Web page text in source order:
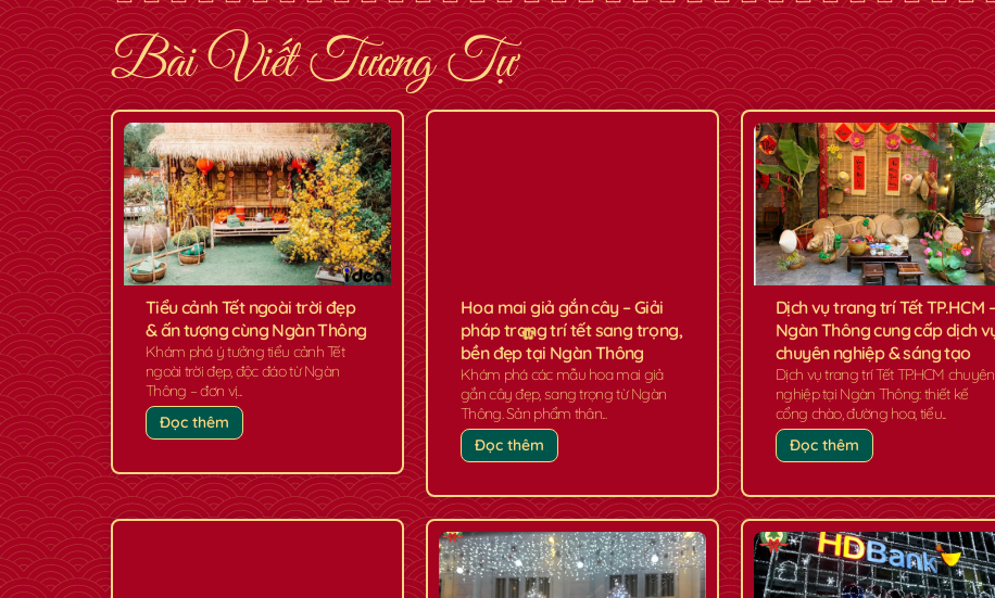
Bài Viết Tương Tự
Tiểu cảnh Tết ngoài trời đẹp
& ấn tượng cùng Ngàn Thông
Khám phá ý tưởng tiểu cảnh Tết
ngoài trời đẹp, độc đáo từ Ngàn
Thông – đơn vị...
Đọc thêm
Hoa mai giả gắn cây – Giải
pháp trang trí tết sang trọng,
bền đẹp tại Ngàn Thông
Khám phá các mẫu hoa mai giả
gắn cây đẹp, sang trọng từ Ngàn
Thông. Sản phẩm thân...
Đọc thêm
Dịch vụ trang trí Tết TP.HCM –
Ngàn Thông cung cấp dịch
chuyên nghiệp & sáng tạo
Dịch vụ trang trí Tết TP.HCM chuyên
nghiệp tại Ngàn Thông: thiết kế
cổng chào, đường hoa, tiểu...
Đọc thêm
✿ ✿